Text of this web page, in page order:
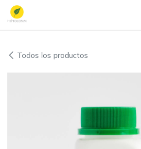
Ir al contenido
Todos los productos